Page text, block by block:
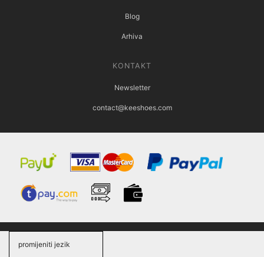
Blog
Arhiva
KONTAKT
Newsletter
contact@keeshoes.com
promijeniti jezik